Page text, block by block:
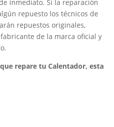
inmediato. Si la reparación
repuesto los técnicos de
repuestos originales,
de la marca oficial y
repare tu Calentador, esta